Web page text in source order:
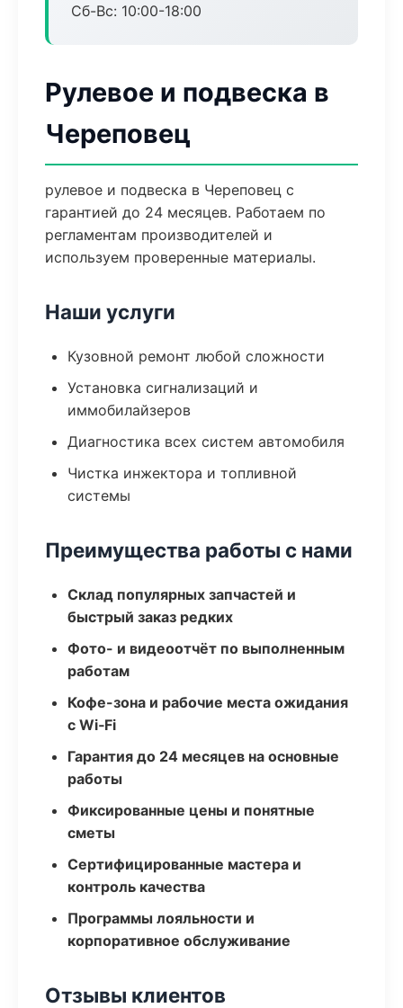
Сб-Вс: 10:00-18:00
Рулевое и подвеска в
Череповец
рулевое и подвеска в Череповец с
гарантией до 24 месяцев. Работаем по
регламентам производителей и
используем проверенные материалы.
Наши услуги
Кузовной ремонт любой сложности
Установка сигнализаций и
иммобилайзеров
Диагностика всех систем автомобиля
Чистка инжектора и топливной
системы
Преимущества работы с нами
Склад популярных запчастей и
быстрый заказ редких
Фото- и видеоотчёт по выполненным
работам
Кофе-зона и рабочие места ожидания
с Wi‑Fi
Гарантия до 24 месяцев на основные
работы
Фиксированные цены и понятные
сметы
Сертифицированные мастера и
контроль качества
Программы лояльности и
корпоративное обслуживание
Отзывы клиентов